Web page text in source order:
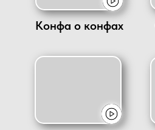
Конфа о конфах